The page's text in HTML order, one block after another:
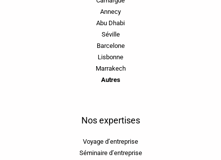
Annecy
Abu Dhabi
Séville
Barcelone
Lisbonne
Marrakech
Autres
Nos expertises
Voyage d’entreprise
Séminaire d’entreprise